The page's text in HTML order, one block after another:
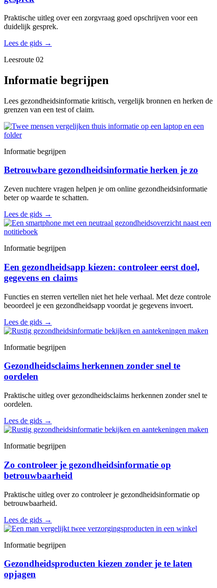
Praktische uitleg over een zorgvraag goed opschrijven voor een
duidelijk gesprek.
Lees de gids →
Leesroute 02
Informatie begrijpen
Lees gezondheidsinformatie kritisch, vergelijk bronnen en herken de
grenzen van een test of claim.
Informatie begrijpen
Betrouwbare gezondheidsinformatie herken je zo
Zeven nuchtere vragen helpen je om online gezondheidsinformatie
beter op waarde te schatten.
Lees de gids →
Informatie begrijpen
Een gezondheidsapp kiezen: controleer eerst doel,
gegevens en claims
Functies en sterren vertellen niet het hele verhaal. Met deze controle
beoordeel je een gezondheidsapp voordat je gegevens invoert.
Lees de gids →
Informatie begrijpen
Gezondheidsclaims herkennen zonder snel te
oordelen
Praktische uitleg over gezondheidsclaims herkennen zonder snel te
oordelen.
Lees de gids →
Informatie begrijpen
Zo controleer je gezondheidsinformatie op
betrouwbaarheid
Praktische uitleg over zo controleer je gezondheidsinformatie op
betrouwbaarheid.
Lees de gids →
Informatie begrijpen
Gezondheidsproducten kiezen zonder je te laten
opjagen